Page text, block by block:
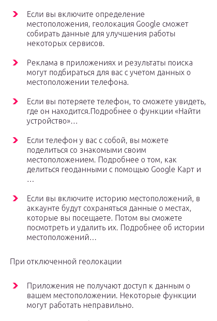
Если вы включите определение
местоположения, геолокация Google сможет
собирать данные для улучшения работы
некоторых сервисов.
Реклама в приложениях и результаты поиска
могут подбираться для вас с учетом данных о
местоположении телефона.
Если вы потеряете телефон, то сможете увидеть,
где он находится.Подробнее о функции «Найти
устройство»…
Если телефон у вас с собой, вы можете
поделиться со знакомыми своим
местоположением. Подробнее о том, как
делиться геоданными с помощью Google Карт и
…
Если вы включите историю местоположений, в
аккаунте будут сохраняться данные о местах,
которые вы посещаете. Потом вы сможете
посмотреть и удалить их. Подробнее об истории
местоположений…
При отключенной геолокации
Приложения не получают доступ к данным о
вашем местоположении. Некоторые функции
могут работать неправильно.